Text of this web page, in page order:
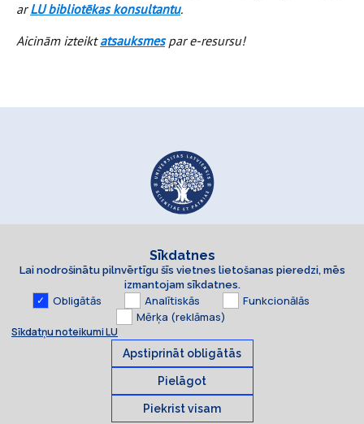
arLU bibliotēkas konsultantu.
Aicinām izteiktatsauksmes par e-resursu!
Sīkdatnes
Lai nodrošinātu pilnvērtīgu šīs vietnes lietošanas pieredzi, mēs
izmantojam sīkdatnes.
Obligātās Analītiskās
Funkcionālās
Mērķa (reklāmas)
Sīkdatņu noteikumi LU
Apstiprināt obligātās
Pielāgot
Piekrist visam